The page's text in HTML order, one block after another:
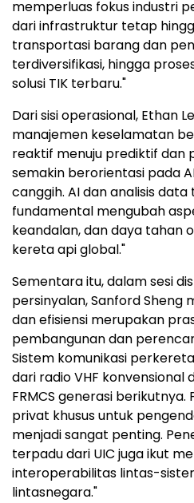
memperluas fokus industri
dari infrastruktur tetap
transportasi barang dan
terdiversifikasi, hingga
solusi TIK terbaru."
Dari sisi operasional, Ethan
manajemen keselamatan
reaktif menuju prediktif dan
semakin berorientasi pada
canggih. AI dan analisis
fundamental mengubah
keandalan, dan daya tahan
kereta api global."
Sementara itu, dalam sesi
persinyalan, Sanford Sheng
dan efisiensi merupakan
pembangunan dan
Sistem komunikasi
dari radio VHF konvensional
FRMCS generasi
privat khusus untuk
menjadi sangat penting.
terpadu dari UIC juga ikut
interoperabilitas lintas-
lintasnegara."